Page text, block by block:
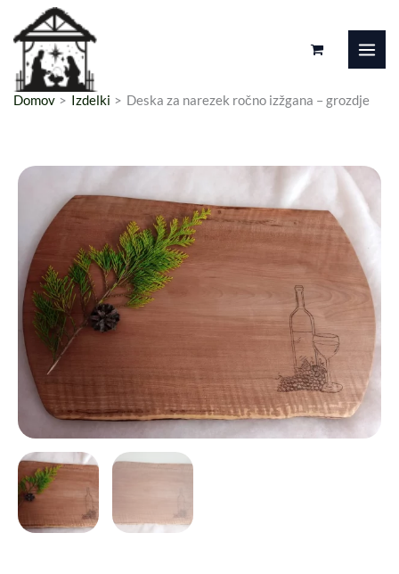
Preskoči
vsebino
Domov Izdelki Deska za narezek ročno izžgana – grozdje